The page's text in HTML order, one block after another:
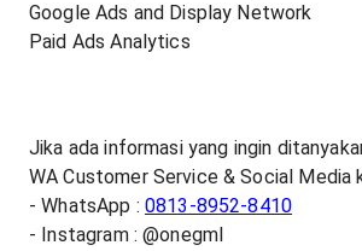
Google Ads and Display Network
Paid Ads Analytics
Jika ada informasi yang ingin
WA Customer Service & Social Media
- WhatsApp : 0813-8952-8410
- Instagram : @onegml